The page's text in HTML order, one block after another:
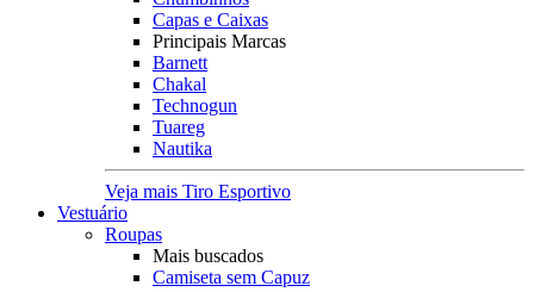
Capas e Caixas
Principais Marcas
Barnett
Chakal
Technogun
Tuareg
Nautika
Veja mais Tiro Esportivo
Vestuário
Roupas
Mais buscados
Camiseta sem Capuz